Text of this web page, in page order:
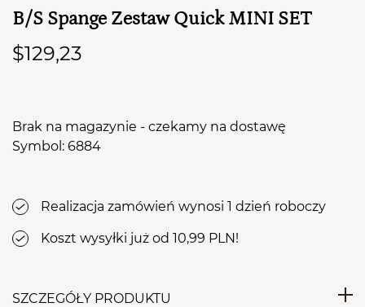
PRZEJDŹ DO KOSZYKA
B/S Spange Zestaw Quick MINI SET
$129,23
Brak na magazynie - czekamy na dostawę
Symbol: 6884
Realizacja zamówień wynosi 1 dzień roboczy
Koszt wysyłki już od 10,99 PLN!
SZCZEGÓŁY PRODUKTU